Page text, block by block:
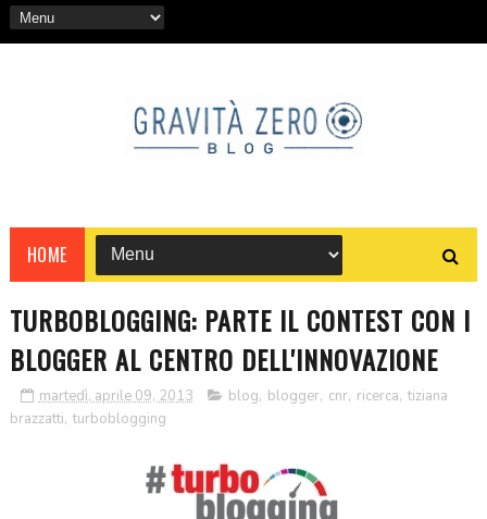
HOME
TURBOBLOGGING: PARTE IL CONTEST CON I
BLOGGER AL CENTRO DELL'INNOVAZIONE
martedì, aprile 09, 2013 blog, blogger, cnr, ricerca, tiziana
brazzatti, turboblogging